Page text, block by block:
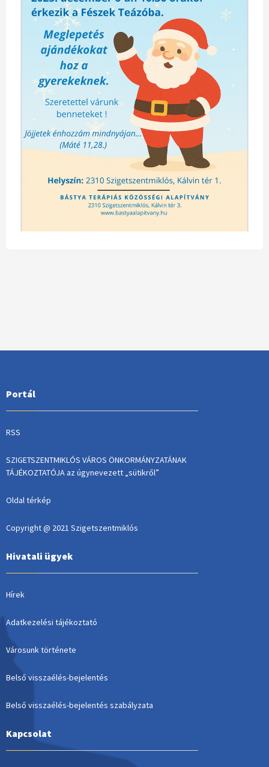
Portál
RSS
SZIGETSZENTMIKLÓS VÁROS ÖNKORMÁNYZATÁNAK
TÁJÉKOZTATÓJA az úgynevezett „sütikről”
Oldal térkép
Copyright @ 2021 Szigetszentmiklós
Hivatali ügyek
Hírek
Adatkezelési tájékoztató
Városunk története
Belső visszaélés-bejelentés
Belső visszaélés-bejelentés szabályzata
Kapcsolat